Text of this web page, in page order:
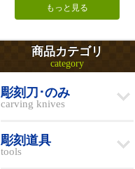
もっと見る
商品カテゴリ
category
彫刻刀･のみ
carving knives
彫刻道具
tools